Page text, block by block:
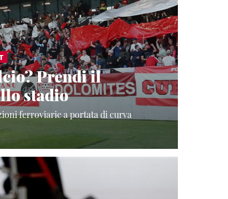
Prendi il
stadio
ferroviarie a portata di curva